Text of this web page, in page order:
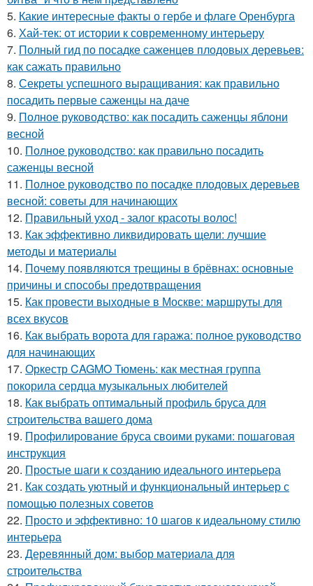
5. Какие интересные факты о гербе и флаге Оренбурга
6. Хай-тек: от истории к современному интерьеру
7. Полный гид по посадке саженцев плодовых деревьев:
как сажать правильно
8. Секреты успешного выращивания: как правильно
посадить первые саженцы на даче
9. Полное руководство: как посадить саженцы яблони
весной
10. Полное руководство: как правильно посадить
саженцы весной
11. Полное руководство по посадке плодовых деревьев
весной: советы для начинающих
12. Правильный уход - залог красоты волос!
13. Как эффективно ликвидировать щели: лучшие
методы и материалы
14. Почему появляются трещины в брёвнах: основные
причины и способы предотвращения
15. Как провести выходные в Москве: маршруты для
всех вкусов
16. Как выбрать ворота для гаража: полное руководство
для начинающих
17. Оркестр CAGMO Тюмень: как местная группа
покорила сердца музыкальных любителей
18. Как выбрать оптимальный профиль бруса для
строительства вашего дома
19. Профилирование бруса своими руками: пошаговая
инструкция
20. Простые шаги к созданию идеального интерьера
21. Как создать уютный и функциональный интерьер с
помощью полезных советов
22. Просто и эффективно: 10 шагов к идеальному стилю
интерьера
23. Деревянный дом: выбор материала для
строительства